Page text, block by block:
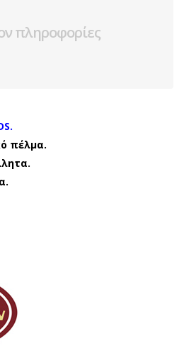
πληροφορίες
πέλμα.